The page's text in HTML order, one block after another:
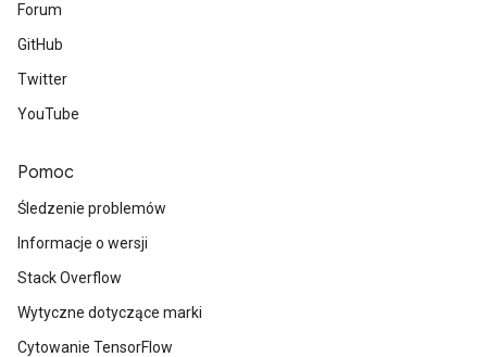
Forum
GitHub
Twitter
YouTube
Pomoc
Śledzenie problemów
Informacje o wersji
Stack Overflow
Wytyczne dotyczące marki
Cytowanie TensorFlow